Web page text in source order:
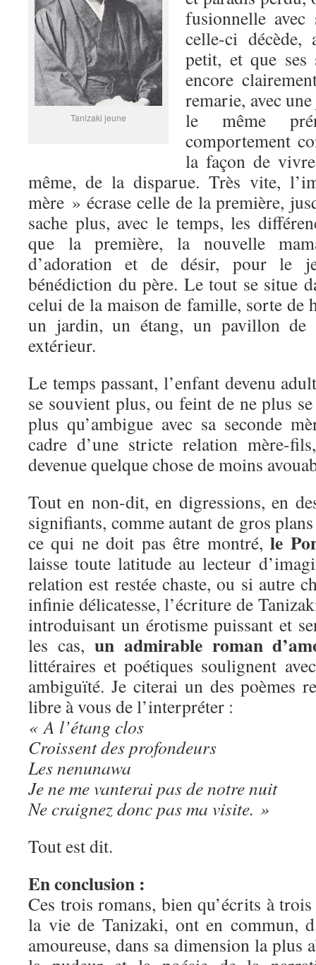
Tanizaki jeune
fusionnelle avec
celle-ci décède,
petit, et que ses
encore
remarie, avec
le même
comportement
la façon de
même, de la disparue. Très vite,
mère » écrase celle de la première,
sache plus, avec le temps, les
que la première, la nouvelle
d’adoration et de désir, pour le
bénédiction du père. Le tout se situe
celui de la maison de famille, sorte de
un jardin, un étang, un pavillon de
extérieur.
Le temps passant, l’enfant devenu
se souvient plus, ou feint de ne plus
plus qu’ambigue avec sa seconde
cadre d’une stricte relation mère-
devenue quelque chose de moins
Tout en non-dit, en digressions, en
signifiants, comme autant de gros
ce qui ne doit pas être montré,le
laisse toute latitude au lecteur
relation est restée chaste, ou si autre
infinie délicatesse, l’écriture de
introduisant un érotisme puissant et
les cas, un admirable roman
littéraires et poétiques soulignent
ambiguïté. Je citerai un des poèmes
libre à vous de l’interpréter :
« A l’étang clos
Croissent des profondeurs
Les nenunawa
Je ne me vanterai pas de notre nuit
Ne craignez donc pas ma visite. »
Tout est dit.
En conclusion :
Ces trois romans, bien qu’écrits à
la vie de Tanizaki, ont en commun,
amoureuse, dans sa dimension la plus